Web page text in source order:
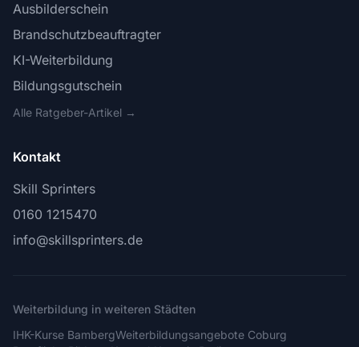
Ausbilderschein
Brandschutzbeauftragter
KI-Weiterbildung
Bildungsgutschein
Alle Ratgeber-Artikel →
Kontakt
Skill Sprinters
0160 1215470
info@skillsprinters.de
Weiterbildung in weiteren Städten
IHK-Kurse BambergWeiterbildungsangebote Coburg